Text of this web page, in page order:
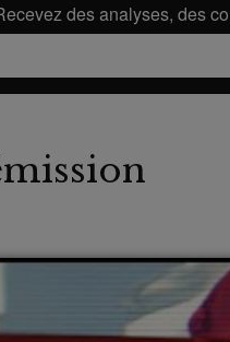
des analyses, des